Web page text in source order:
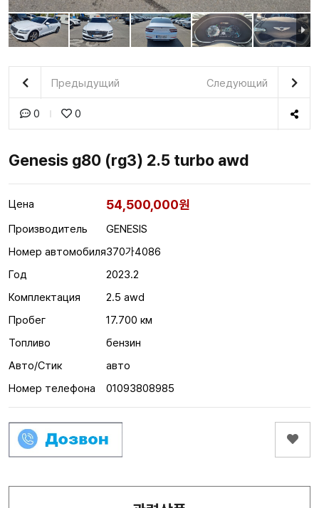
Предыдущий Следующий
0 0
Genesis g80 (rg3) 2.5 turbo awd
Цена 54,500,000원
Производитель
GENESIS
Номер автомобиля370가4086
Год
2023.2
Комплектация
2.5 awd
Пробег
17.700 км
Топливо
бензин
Авто/Стик
авто
Номер телефона
01093808985